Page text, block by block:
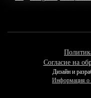
Согласие на
Дизайн и
Информация о